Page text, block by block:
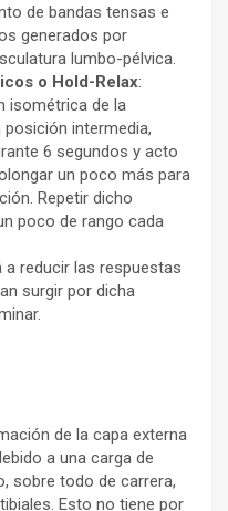
de bandas tensas e
generados por
lumbo-pélvica.
o Hold-Relax:
isométrica de la
intermedia,
6 segundos y acto
un poco más para
Repetir dicho
poco de rango cada
reducir las respuestas
surgir por dicha
de la capa externa
a una carga de
sobre todo de carrera,
Esto no tiene por